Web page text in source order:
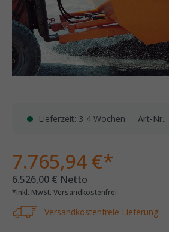
Lieferzeit: 3-4 Wochen Art-Nr.:
7.765,94 €*
6.526,00 € Netto
*inkl. MwSt. Versandkostenfrei
Versandkostenfreie Lieferung!